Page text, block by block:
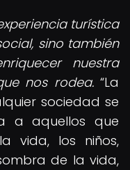
turística
sino también
nuestra
nos rodea.
La
sociedad se
a aquellos que
vida, los niños,
de la vida,